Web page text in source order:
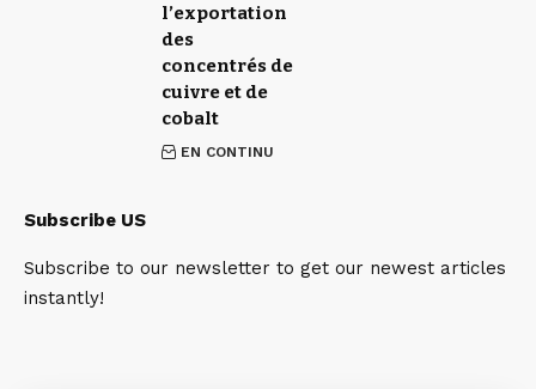
l’exportation
des
concentrés de
cuivre et de
cobalt
EN CONTINU
Subscribe US
Subscribe to our newsletter to get our newest articles
instantly!